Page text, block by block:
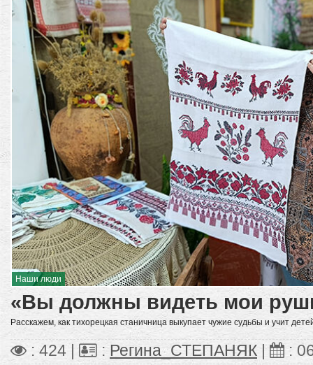
Наши люди
«Вы должны видеть мои
Расскажем, как тихорецкая станичница выкупает чужие судьбы и учит
: 424 | : Регина_СТЕПАНЯК :